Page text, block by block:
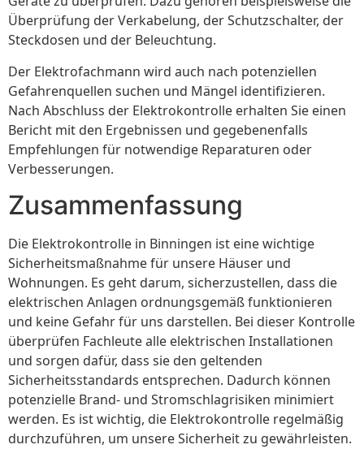
Überprüfung der Verkabelung, der Schutzschalter, der
Steckdosen und der Beleuchtung.
Der Elektrofachmann wird auch nach potenziellen
Gefahrenquellen suchen und Mängel identifizieren.
Nach Abschluss der Elektrokontrolle erhalten Sie einen
Bericht mit den Ergebnissen und gegebenenfalls
Empfehlungen für notwendige Reparaturen oder
Verbesserungen.
Zusammenfassung
Die Elektrokontrolle in Binningen ist eine wichtige
Sicherheitsmaßnahme für unsere Häuser und
Wohnungen. Es geht darum, sicherzustellen, dass die
elektrischen Anlagen ordnungsgemäß funktionieren
und keine Gefahr für uns darstellen. Bei dieser Kontrolle
überprüfen Fachleute alle elektrischen Installationen
und sorgen dafür, dass sie den geltenden
Sicherheitsstandards entsprechen. Dadurch können
potenzielle Brand- und Stromschlagrisiken minimiert
werden. Es ist wichtig, die Elektrokontrolle regelmäßig
durchzuführen, um unsere Sicherheit zu gewährleisten.